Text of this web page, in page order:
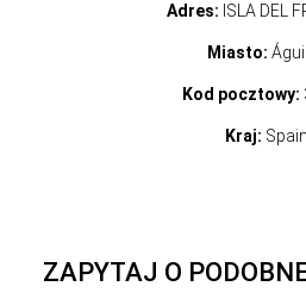
Adres: ISLA DEL
Miasto:
Kod pocztowy:
Kraj: Spain
ZAPYTAJ O